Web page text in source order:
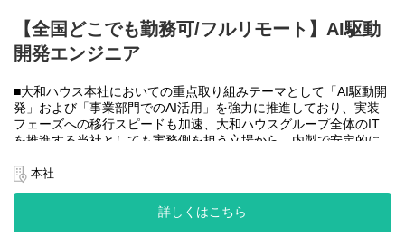
ループ会社に必要なRPA(UiPath)の導入・開発を一人一案件担当し
ていただきヒアリングからお任せします。
工期は短い物だと１カ月から長い物だと半年くらいの物が多いで
・運用保守チーム(２名)
大和ハウスグループ全体のIT・DXを推進する当社にて、自社やグ
ループ会社に導入したRPA(UiPath)の運用、保守、問い合わせ対応
使用ツール：
-AI-OCR
【全国どこでも勤務可/フルリモート】AI駆動
開発エンジニア
■大和ハウス本社においての重点取り組みテーマとして「AI駆動開
発」および「事業部門でのAI活用」を強力に推進しており、実装
フェーズへの移行スピードも加速、大和ハウスグループ全体のIT
を推進する当社としても実務側を担う立場から、内製で安定的に
います。
なお、フルリモート勤務可能なので、勤務地は北海道から沖縄ま
で、日本全国どこからでも働いていただけます。
入社日以外の出社は年１～４回程度なので、入社後の勤務地は国
本社
詳しくはこちら